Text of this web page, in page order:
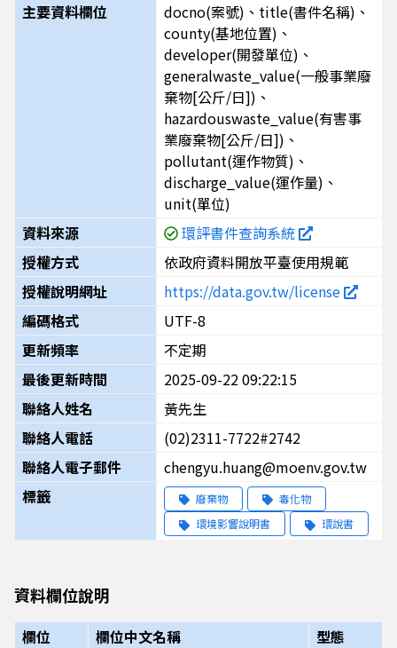
主要資料欄位
docno(案號)、title(書件名稱)、
county(基地位置)、
developer(開發單位)、
generalwaste_value(一般事業廢
棄物[公斤/日])、
hazardouswaste_value(有害事
業廢棄物[公斤/日])、
pollutant(運作物質)、
discharge_value(運作量)、
unit(單位)
資料來源
環評書件查詢系統
授權方式
依政府資料開放平臺使用規範
授權說明網址
https://data.gov.tw/license
編碼格式
UTF-8
更新頻率
不定期
最後更新時間
2025-09-22 09:22:15
聯絡人姓名
黃先生
聯絡人電話
(02)2311-7722#2742
聯絡人電子郵件
chengyu.huang@moenv.gov.tw
標籤
廢棄物
毒化物
環境影響說明書
環說書
資料欄位說明
欄位 欄位中文名稱
型態